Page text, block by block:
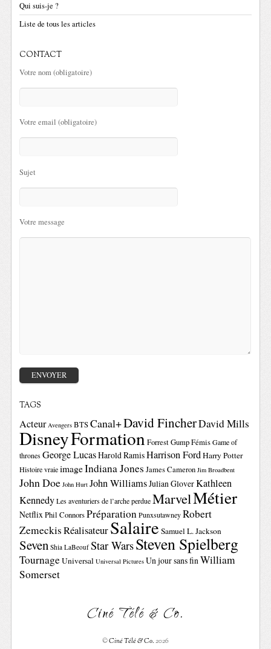
Qui suis-je ?
Liste de tous les articles
CONTACT
Votre nom (obligatoire)
Votre email (obligatoire)
Sujet
Votre message
TAGS
Acteur Avengers BTSCanal+David FincherDavid Mills
DisneyFormationForrest GumpFémis Game of
thrones George LucasHarold RamisHarrison FordHarry Potter
Histoire vraie imageIndiana Jones James Cameron Jim Broadbent
John Doe John Hurt John WilliamsJulian GloverKathleen
Kennedy Les aventuriers de l’arche perdue MarvelMétier
NetflixPhil ConnorsPréparation Punxsutawney Robert
ZemeckisRéalisateurSalaire Samuel L. Jackson
Seven Shia LaBeouf Star WarsSteven Spielberg
TournageUniversal Universal Pictures Un jour sans finWilliam
Somerset
Ciné Télé & Co.
©Ciné Télé & Co.2026